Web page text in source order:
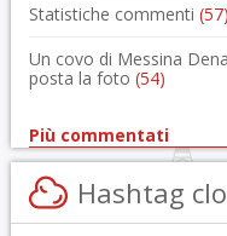
Statistiche commenti (57)
Un covo di Messina
posta la foto (54)
Più commentati
Hashtag